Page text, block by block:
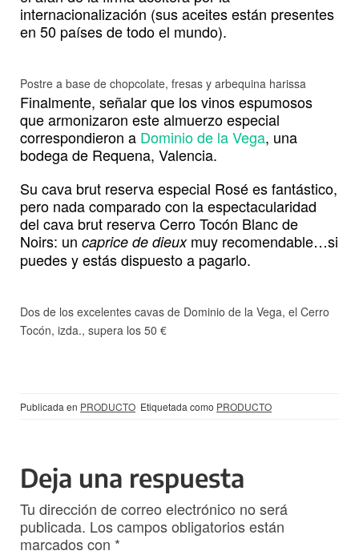
internacionalización (sus aceites están presentes
en 50 países de todo el mundo).
Postre a base de chopcolate, fresas y arbequina harissa
Finalmente, señalar que los vinos espumosos
que armonizaron este almuerzo especial
correspondieron a Dominio de la Vega, una
bodega de Requena, Valencia.
Su cava brut reserva especial Rosé es fantástico,
pero nada comparado con la espectacularidad
del cava brut reserva Cerro Tocón Blanc de
Noirs: un caprice de dieux muy recomendable…si
puedes y estás dispuesto a pagarlo.
Dos de los excelentes cavas de Dominio de la Vega, el Cerro
Tocón, izda., supera los 50 €
Publicada en PRODUCTO Etiquetada como PRODUCTO
Deja una respuesta
Tu dirección de correo electrónico no será
publicada. Los campos obligatorios están
marcados con *